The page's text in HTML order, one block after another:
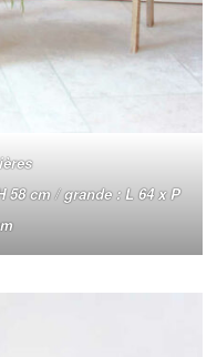
58 cm / grande : L 64 x P